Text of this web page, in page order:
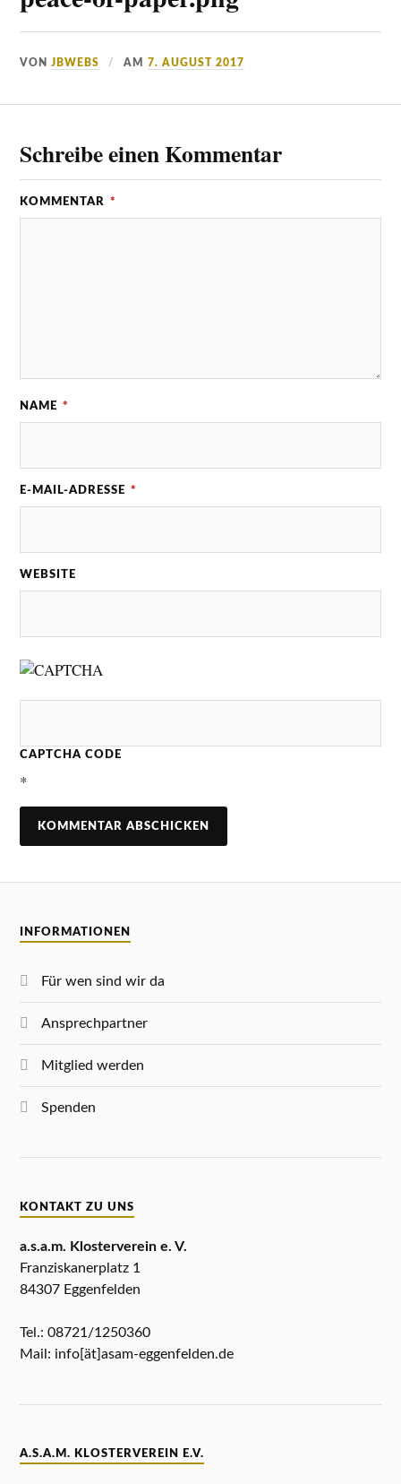
VONJBWEBS AM 7. AUGUST 2017
Schreibe einen Kommentar
KOMMENTAR *
NAME *
E-MAIL-ADRESSE *
WEBSITE
CAPTCHA CODE
*
INFORMATIONEN
Für wen sind wir da
Ansprechpartner
Mitglied werden
Spenden
KONTAKT ZU UNS
a.s.a.m. Klosterverein e. V.
Franziskanerplatz 1
84307 Eggenfelden
Tel.: 08721/1250360
Mail: info[ät]asam-eggenfelden.de
A.S.A.M. KLOSTERVEREIN E.V.